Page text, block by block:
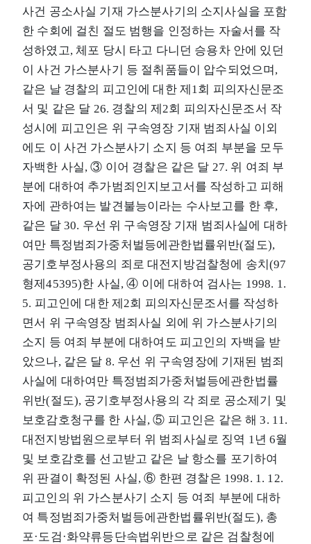
사건 공소사실 기재 가스분사기의 소지사실을 포함
한 수회에 걸친 절도 범행을 인정하는 자술서를 작
성하였고, 체포 당시 타고 다니던 승용차 안에 있던
이 사건 가스분사기 등 절취품들이 압수되었으며,
같은 날 경찰의 피고인에 대한 제1회 피의자신문조
서 및 같은 달 26. 경찰의 제2회 피의자신문조서 작
성시에 피고인은 위 구속영장 기재 범죄사실 이외
에도 이 사건 가스분사기 소지 등 여죄 부분을 모두
자백한 사실, ③ 이어 경찰은 같은 달 27. 위 여죄 부
분에 대하여 추가범죄인지보고서를 작성하고 피해
자에 관하여는 발견불능이라는 수사보고를 한 후,
같은 달 30. 우선 위 구속영장 기재 범죄사실에 대하
여만 특정범죄가중처벌등에관한법률위반(절도),
공기호부정사용의 죄로 대전지방검찰청에 송치(97
형제45395)한 사실, ④ 이에 대하여 검사는 1998. 1.
5. 피고인에 대한 제2회 피의자신문조서를 작성하
면서 위 구속영장 범죄사실 외에 위 가스분사기의
소지 등 여죄 부분에 대하여도 피고인의 자백을 받
았으나, 같은 달 8. 우선 위 구속영장에 기재된 범죄
사실에 대하여만 특정범죄가중처벌등에관한법률
위반(절도), 공기호부정사용의 각 죄로 공소제기 및
보호감호청구를 한 사실, ⑤ 피고인은 같은 해 3. 11.
대전지방법원으로부터 위 범죄사실로 징역 1년 6월
및 보호감호를 선고받고 같은 날 항소를 포기하여
위 판결이 확정된 사실, ⑥ 한편 경찰은 1998. 1. 12.
피고인의 위 가스분사기 소지 등 여죄 부분에 대하
여 특정범죄가중처벌등에관한법률위반(절도), 총
포·도검·화약류등단속법위반으로 같은 검찰청에